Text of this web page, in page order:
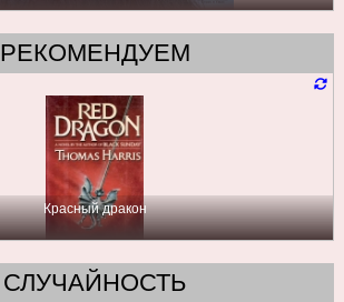
РЕКОМЕНДУЕМ
Красный дракон
СЛУЧАЙНОСТЬ